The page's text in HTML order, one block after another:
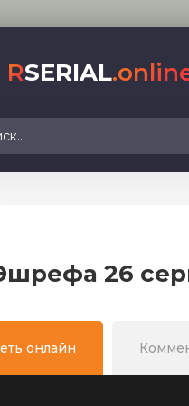
RSERIAL
26
онлайн